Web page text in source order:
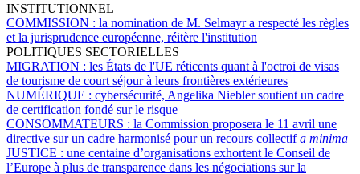
INSTITUTIONNEL
COMMISSION : la nomination de M. Selmayr a respecté les règles
et la jurisprudence européenne, réitère l'institution
POLITIQUES SECTORIELLES
MIGRATION : les États de l'UE réticents quant à l'octroi de visas
de tourisme de court séjour à leurs frontières extérieures
NUMÉRIQUE : cybersécurité, Angelika Niebler soutient un cadre
de certification fondé sur le risque
CONSOMMATEURS : la Commission proposera le 11 avril une
directive sur un cadre harmonisé pour un recours collectifa minima
JUSTICE : une centaine d’organisations exhortent le Conseil de
l’Europe à plus de transparence dans les négociations sur la